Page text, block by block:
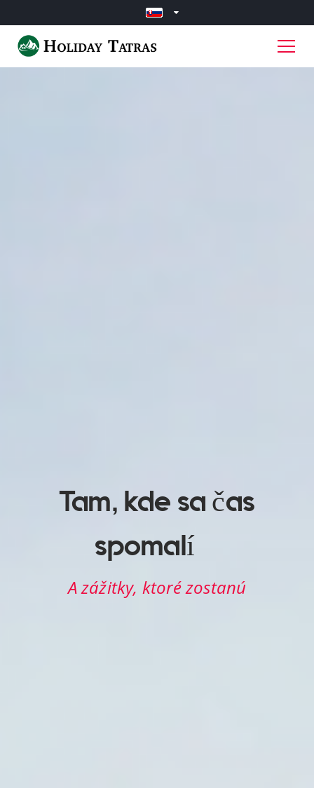
Tam, kde sa čas
spomalí…
A zážitky, ktoré zostanú
Tam, kde sa čas
spomalí…
A zážitky, ktoré zostanú